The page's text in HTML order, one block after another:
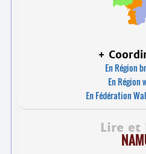
+
En Région
En Région
En Fédération
Lire et